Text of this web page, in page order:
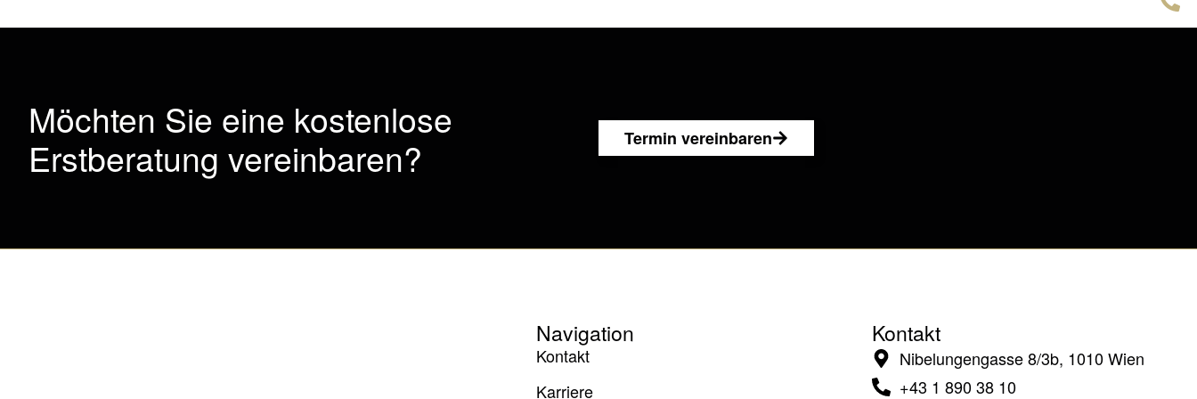
Möchten Sie eine kostenlose
Erstberatung vereinbaren?
Termin vereinbaren
Navigation
Kontakt
Karriere
Kontakt
Nibelungengasse 8/​3b, 1010 Wien
+43 1 890 38 10